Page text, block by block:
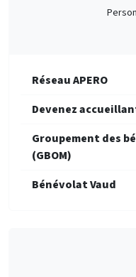
Réseau APERO
Devenez
Groupement des
(GBOM)
Bénévolat Vaud